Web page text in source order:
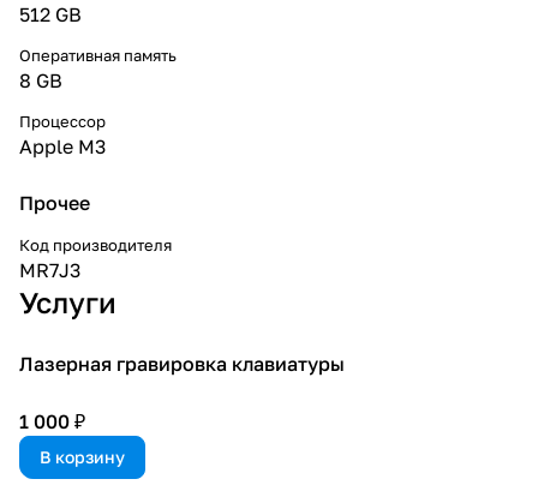
512 GB
Оперативная память
8 GB
Процессор
Apple M3
Прочее
Код производителя
MR7J3
Услуги
Лазерная гравировка клавиатуры
1 000 ₽
В корзину